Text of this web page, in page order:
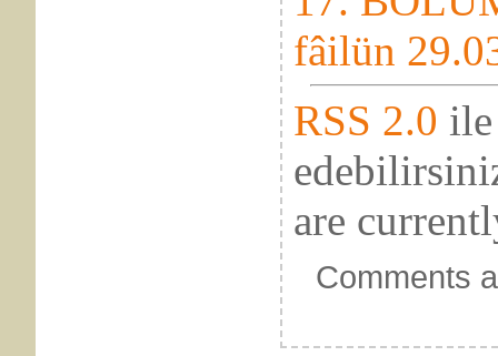
fâilün
RSS 2.0
are
Comments